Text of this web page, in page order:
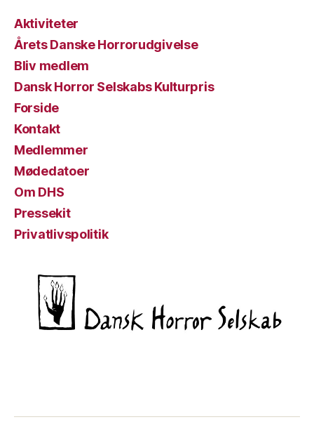
Aktiviteter
Årets Danske Horrorudgivelse
Bliv medlem
Dansk Horror Selskabs Kulturpris
Forside
Kontakt
Medlemmer
Mødedatoer
Om DHS
Pressekit
Privatlivspolitik